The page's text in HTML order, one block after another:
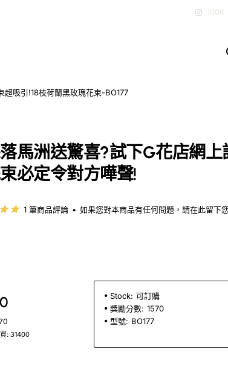
100K
吸引!18枝荷蘭黑玫瑰花束-BO177
馬洲送驚喜?試下G花店網上
必定令對方嘩聲!
1 筆商品評論 • 如果您對本商品有任何問題，請在此留下
: 31400
Stock: 可訂購
獎勵分數: 1570
型號: BO177